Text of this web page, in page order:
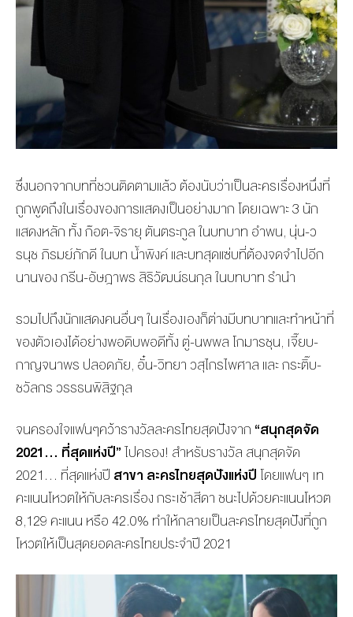
ซึ่งนอกจากบทที่ชวนติดตามแล้ว ต้องนับว่าเป็นละครเรื่องหนึ่งที่
ถูกพูดถึงในเรื่องของการแสดงเป็นอย่างมาก โดยเฉพาะ 3 นัก
แสดงหลัก ทั้ง ก๊อต-จิรายุ ตันตระกูล ในบทบาท อำพน, นุ่น-ว
รนุช ภิรมย์ภักดี ในบท น้ำพิงค์ และบทสุดแซ่บที่ต้องจดจำไปอีก
นานของ กรีน-อัษฎาพร สิริวัฒน์ธนกุล ในบทบาท รำนำ
รวมไปถึงนักแสดงคนอื่นๆ ในเรื่องเองก็ต่างมีบทบาทและทำหน้าที่
ของตัวเองได้อย่างพอดิบพอดีทั้ง ตู่-นพพล โกมารชุน, เจี๊ยบ-
กาญจนาพร ปลอดภัย, อั๋น-วิทยา วสุไกรไพศาล และ กระติ๊บ-
ชวัลกร วรรธนพิสิฐกุล
จนครองใจแฟนๆคว้ารางวัลละครไทยสุดปังจาก “สนุกสุดจัด
2021… ที่สุดแห่งปี”ไปครอง! สำหรับรางวัล สนุกสุดจัด
2021… ที่สุดแห่งปี สาขา ละครไทยสุดปังแห่งปีโดยแฟนๆ เท
คะแนนโหวตให้กับละครเรื่อง กระเช้าสีดา ชนะไปด้วยคะแนนโหวต
8,129 คะแนน หรือ 42.0% ทำให้กลายเป็นละครไทยสุดปังที่ถูก
โหวตให้เป็นสุดยอดละครไทยประจำปี 2021